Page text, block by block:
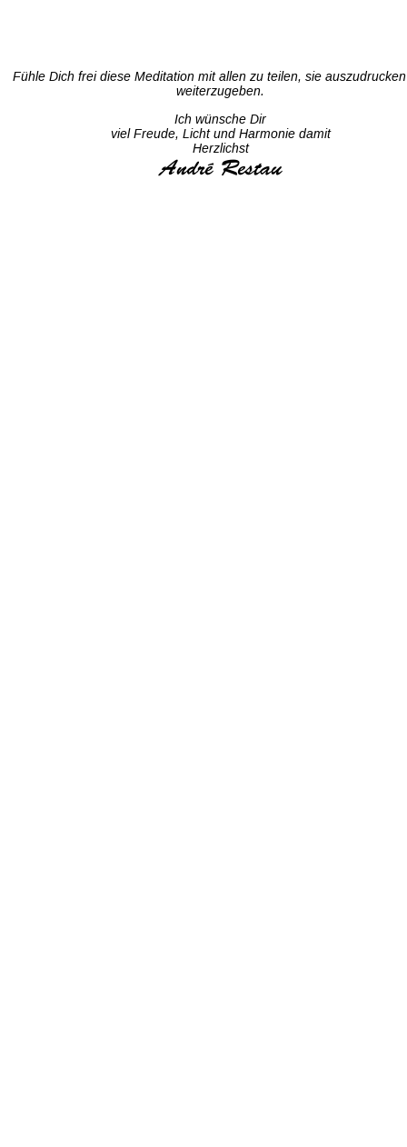
Fühle Dich frei diese Meditation mit allen zu teilen, sie
weiterzugeben.
Ich wünsche Dir
viel Freude, Licht und Harmonie damit
Herzlichst
André Restau